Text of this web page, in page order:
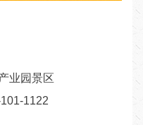
业园景区
1122